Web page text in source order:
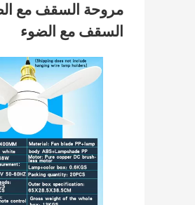
مروحة السقف مع
السقف مع الضوء